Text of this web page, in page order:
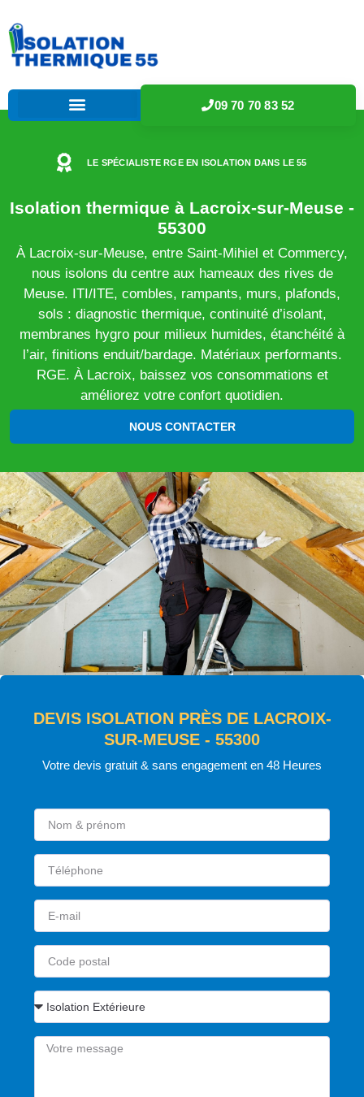
09 70 70 83 52
LE SPÉCIALISTE RGE EN ISOLATION DANS LE 55
Isolation thermique à Lacroix-sur-Meuse -
55300
À Lacroix-sur-Meuse, entre Saint-Mihiel et Commercy,
nous isolons du centre aux hameaux des rives de
Meuse. ITI/ITE, combles, rampants, murs, plafonds,
sols : diagnostic thermique, continuité d’isolant,
membranes hygro pour milieux humides, étanchéité à
l’air, finitions enduit/bardage. Matériaux performants.
RGE. À Lacroix, baissez vos consommations et
améliorez votre confort quotidien.
NOUS CONTACTER
DEVIS ISOLATION PRÈS DE LACROIX-
SUR-MEUSE - 55300
Votre devis gratuit & sans engagement en 48 Heures